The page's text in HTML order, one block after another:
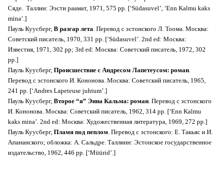
Сяде. Таллин: Ээсти раамат, 1971, 575 pp. [‘Südasuvel’, ‘Enn Kalmu kaks
mina’.]
Пауль Куусберг, В разгар лета. Перевод с эстонского Л. Тоома. Москва:
Советский писатель, 1970, 331 pp. [‘Südasuvel’. 2nd ed: Москва:
Известия, 1971, 302 pp; 3rd ed: Москва: Советский писатель, 1972, 302
pp.]
Пауль Куусберг, Происшествие с Андресом Лапетеусом: роман.
Перевод с эстонского И. Кононова. Москва: Советский писатель, 1965,
241 pp. [‘Andres Lapeteuse juhtum’.]
Пауль Куусберг, Второе “я” Энна Кальма: роман. Перевод с эстонского
И. Кононова. Москва: Советский писатель, 1962, 314 pp. [‘Enn Kalmu
kaks mina’. 2nd ed: Москва: Художественная литература, 1969, 272 pp.]
Пауль Куусберг, Пламя под пеплом. Перевод с эстонского: Е. Такьяс и И.
Апананского; обложка: А. Сальдре. Таллинн: Эстонское государственное
издательство, 1962, 446 pp. [‘Müürid’.]